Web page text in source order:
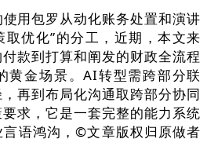
包罗从动化账务处置和演讲
优化”的分工，近期，本文来
款到打算和阐发的财政全流程
黄金场景。AI转型需跨部分联
再到布局化沟通取跨部分协同
求，它是一套完整的能力系统
语鸿沟，©文章版权归原做者